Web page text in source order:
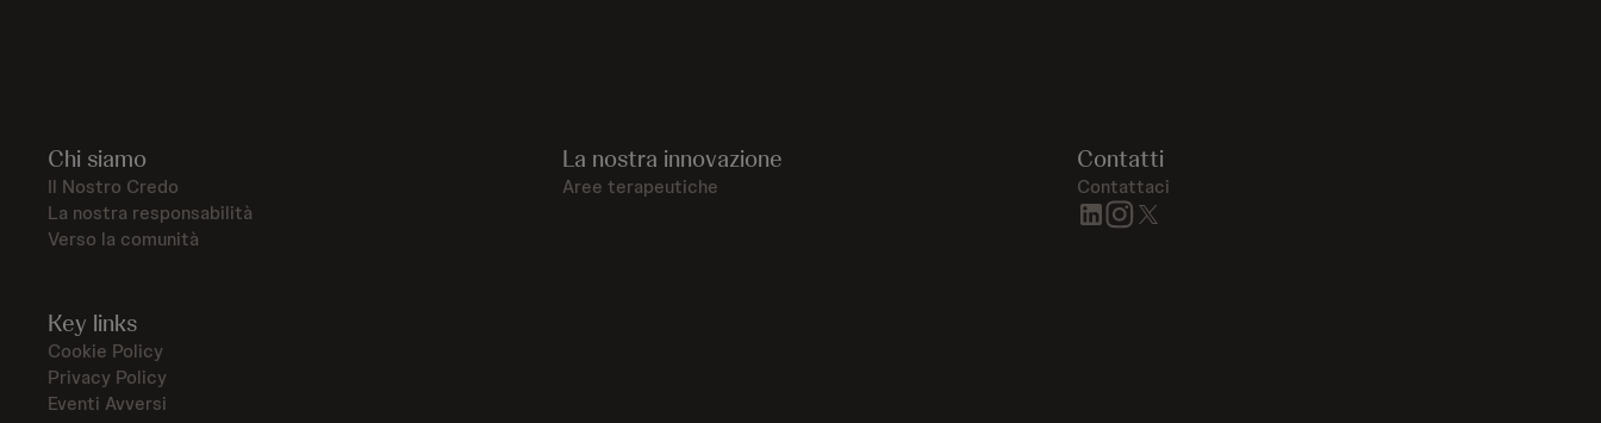
Chi siamo
Il Nostro Credo
La nostra responsabilità
Verso la comunità
La nostra innovazione
Aree terapeutiche
Contatti
Contattaci
linkedininstagram
Key links
Cookie Policy
Privacy Policy
Eventi Avversi